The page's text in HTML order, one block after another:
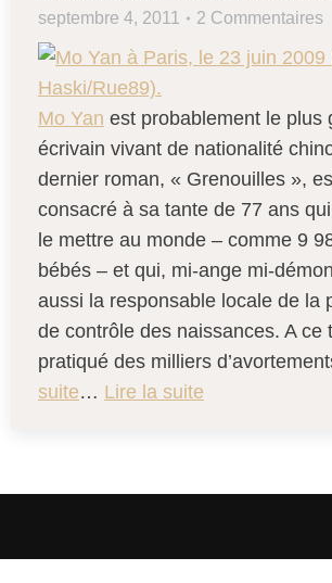
septembre 4, 2011
2 Commentaires
Mo Yan est probablement le plus
écrivain vivant de nationalité
dernier roman, « Grenouilles »,
consacré à sa tante de 77 ans
le mettre au monde – comme 9
bébés – et qui, mi-ange mi-
aussi la responsable locale de la
de contrôle des naissances. A ce
pratiqué des milliers
suite… Lire la suite